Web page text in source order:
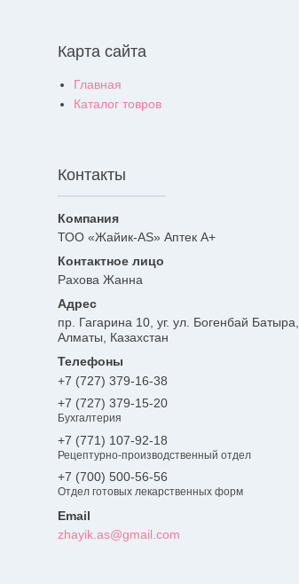
Карта сайта
Главная
Каталог товров
Контакты
ТОО «Жайик-AS» Аптек А+
Рахова Жанна
пр. Гагарина 10, уг. ул. Богенбай Батыра,
Алматы, Казахстан
+7 (727) 379-16-38
+7 (727) 379-15-20
Бухгалтерия
+7 (771) 107-92-18
Рецептурно-производственный отдел
+7 (700) 500-56-56
Отдел готовых лекарственных форм
zhayik.as@gmail.com